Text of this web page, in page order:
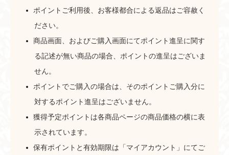
ポイントご利用後、お客様都合による返品はご容赦く
ださい。
商品画面、およびご購入画面にてポイント進呈に関す
る記述が無い商品の場合、ポイントの進呈はございま
せん。
ポイントでご購入の場合は、そのポイントご購入分に
対するポイント進呈はございません。
獲得予定ポイントは各商品ページの商品価格の横に表
示されています。
保有ポイントと有効期限は「マイアカウント」にてご